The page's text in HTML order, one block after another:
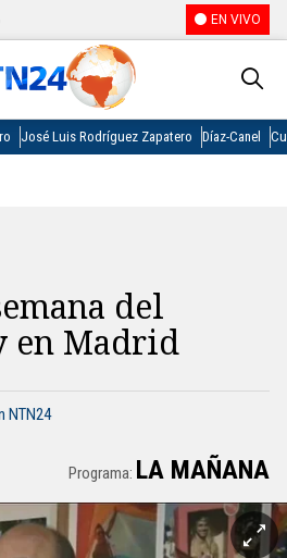
EN VIVO
José Luis Rodríguez Zapatero Díaz-Canel
del
en Madrid
NTN24
Programa: LA MAÑANA